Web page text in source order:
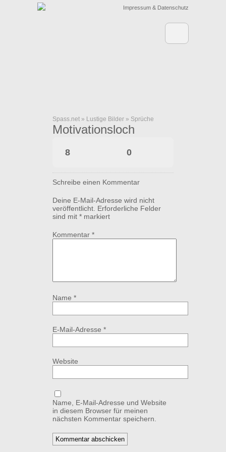
Impressum & Datenschutz
Spass.net » Lustige Bilder » Sprüche
Motivationsloch
8 0
Schreibe einen Kommentar
Deine E-Mail-Adresse wird nicht
veröffentlicht. Erforderliche Felder
sind mit * markiert
Kommentar *
Name *
E-Mail-Adresse *
Website
Name, E-Mail-Adresse und Website
in diesem Browser für meinen
nächsten Kommentar speichern.